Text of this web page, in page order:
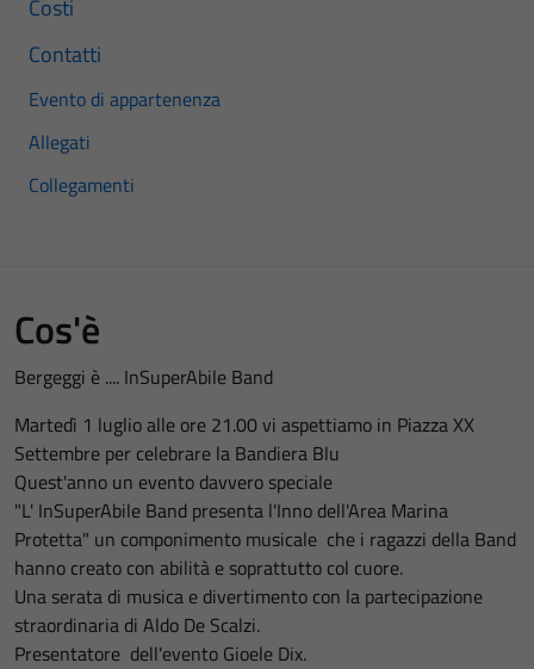
Costi
Contatti
Evento di appartenenza
Allegati
Collegamenti
Cos'è
Bergeggi è .... InSuperAbile Band
Martedì 1 luglio alle ore 21.00 vi aspettiamo in Piazza XX
Settembre per celebrare la Bandiera Blu
Quest'anno un evento davvero speciale
"L' InSuperAbile Band presenta l'Inno dell'Area Marina
Protetta" un componimento musicale che i ragazzi della Band
hanno creato con abilità e soprattutto col cuore.
Una serata di musica e divertimento con la partecipazione
straordinaria di Aldo De Scalzi.
Presentatore dell'evento Gioele Dix.